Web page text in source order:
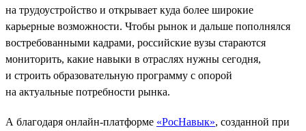
на трудоустройство и открывает куда более широкие
карьерные возможности. Чтобы рынок и дальше пополнялся
востребованными кадрами, российские вузы стараются
мониторить, какие навыки в отраслях нужны сегодня,
и строить образовательную программу с опорой
на актуальные потребности рынка.
А благодаря онлайн-платформе «РосНавык», созданной при